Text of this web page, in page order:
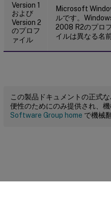
Version 1
および
Version 2
のプロフ
ァイル
Microsoft
ルです。
2008 R2のプロ
イルは異なる名
この製品ドキュメントの正式
便性のためにのみ提供され、
Software Group home で機械